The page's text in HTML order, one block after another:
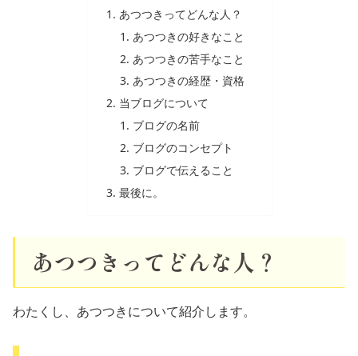
あつつきってどんな人？
あつつきの好きなこと
あつつきの苦手なこと
あつつきの経歴・資格
当ブログについて
ブログの名前
ブログのコンセプト
ブログで伝えること
最後に。
あつつきってどんな人？
わたくし、あつつきについて紹介します。